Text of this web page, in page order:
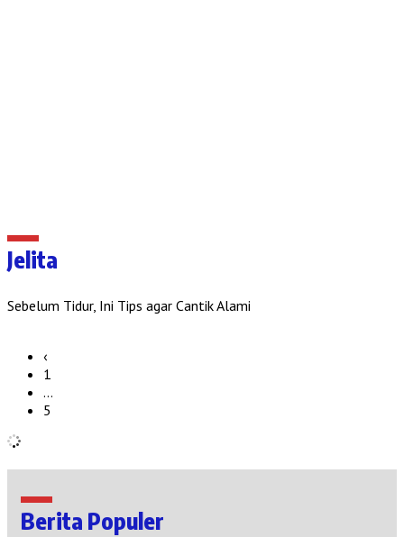
Jelita
Sebelum Tidur, Ini Tips agar Cantik Alami
‹
1
…
5
Berita Populer